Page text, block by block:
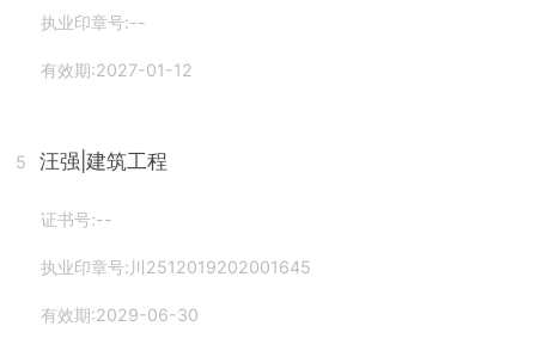
执业印章号:--
有效期:2027-01-12
5 汪强 |建筑工程
证书号:--
执业印章号:川2512019202001645
有效期:2029-06-30